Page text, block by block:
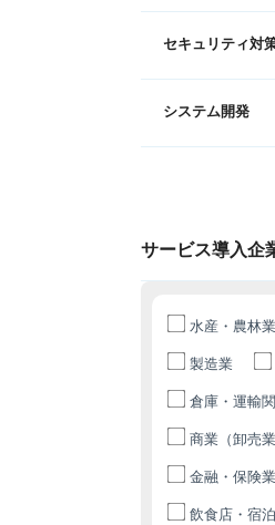
セキュリティ対
システム開発
サービス導入企
水産・農林業
製造業
倉庫・運輸
商業（卸売
金融・保険業
飲食店・宿